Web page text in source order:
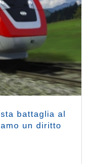
battaglia al
un diritto